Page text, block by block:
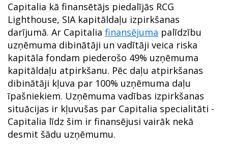
Capitalia kā finansētājs piedalījās RCG
Lighthouse, SIA kapitāldaļu izpirkšanas
darījumā. Ar Capitalia finansējuma palīdzību
uzņēmuma dibinātāji un vadītāji veica riska
kapitāla fondam piederošo 49% uzņēmuma
kapitāldaļu atpirkšanu. Pēc daļu atpirkšanas
dibinātāji kļuva par 100% uzņēmuma daļu
īpašniekiem. Uzņēmuma vadības izpirkšanas
situācijas ir kļuvušas par Capitalia specialitāti -
Capitalia līdz šim ir finansējusi vairāk nekā
desmit šādu uzņēmumu.